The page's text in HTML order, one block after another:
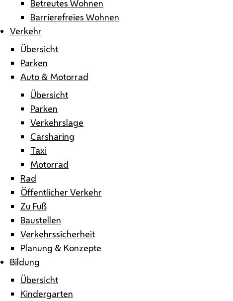
Betreutes Wohnen
Barrierefreies Wohnen
Verkehr
Übersicht
Parken
Auto & Motorrad
Übersicht
Parken
Verkehrslage
Carsharing
Taxi
Motorrad
Rad
Öffentlicher Verkehr
Zu Fuß
Baustellen
Verkehrssicherheit
Planung & Konzepte
Bildung
Übersicht
Kindergarten